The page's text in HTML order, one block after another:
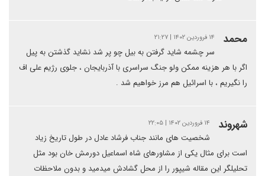
محمد ۱۴ فروردین ۱۴۰۲ | ۲۱:۲۷
سر چشمه شاید گرفتن به بیل چو پر شد نشاید گذشتن به پیل
اگر با هر هزینه ممکن ولو جنگ سراسری با آذربایجان ، جلوی رژیم علی اف
را نگیریم ، با اسرائیل هم مرز خواهیم شد .
شهروند ۱۴ فروردین ۱۴۰۲ | ۲۲:۰۵
شخصیت های مانند جناب فرشاد عادل در طول تاریخ زیاد
است برای مثال یکی از مشاورهای شاه اسماعیل دورمش خان بود مثل
تحلیلگر این مقاله شیپور را از محل گشادش میدمید و بدون ملاحظات